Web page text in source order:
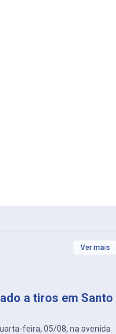
Ver mais
a tiros em Santo
feira, 05/08, na avenida